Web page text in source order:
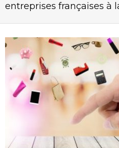
entreprises françaises à